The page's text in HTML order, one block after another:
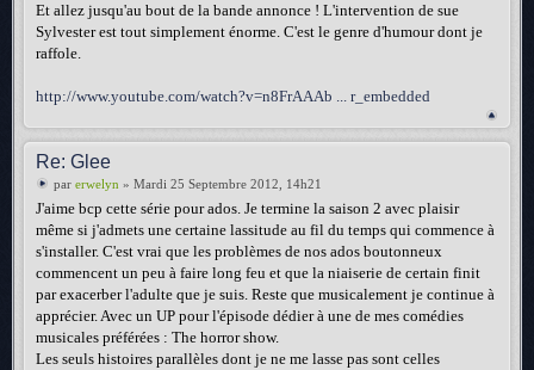
Et allez jusqu'au bout de la bande annonce ! L'intervention de sue
Sylvester est tout simplement énorme. C'est le genre d'humour dont je
raffole.
http://www.youtube.com/watch?v=n8FrAAAb ... r_embedded
Re: Glee
par erwelyn » Mardi 25 Septembre 2012, 14h21
J'aime bcp cette série pour ados. Je termine la saison 2 avec plaisir
même si j'admets une certaine lassitude au fil du temps qui commence à
s'installer. C'est vrai que les problèmes de nos ados boutonneux
commencent un peu à faire long feu et que la niaiserie de certain finit
par exacerber l'adulte que je suis. Reste que musicalement je continue à
apprécier. Avec un UP pour l'épisode dédier à une de mes comédies
musicales préférées : The horror show.
Les seuls histoires parallèles dont je ne me lasse pas sont celles